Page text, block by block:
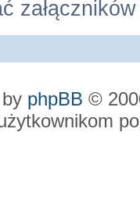
załączników
phpBB ©